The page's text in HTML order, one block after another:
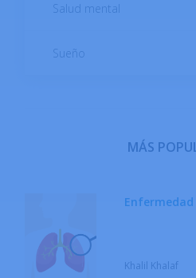
Enfermedades
Enfermedades
Salud mental
Sueño
MÁS
Khalil Khalaf